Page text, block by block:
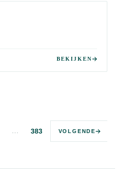
BEKIJKEN
… 383 VOLGENDE